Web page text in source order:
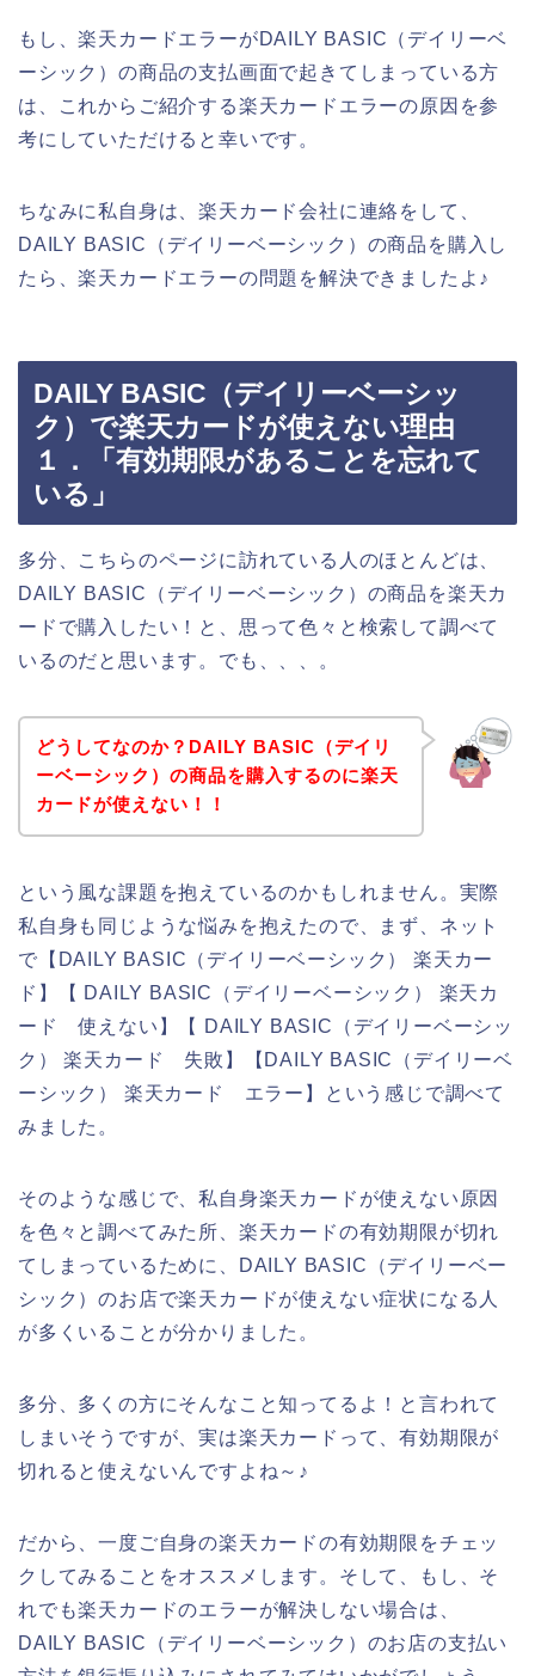
もし、楽天カードエラーがDAILY BASIC（デイリーベ
ーシック）の商品の支払画面で起きてしまっている方
は、これからご紹介する楽天カードエラーの原因を参
考にしていただけると幸いです。
ちなみに私自身は、楽天カード会社に連絡をして、
DAILY BASIC（デイリーベーシック）の商品を購入し
たら、楽天カードエラーの問題を解決できましたよ♪
DAILY BASIC（デイリーベーシッ
ク）で楽天カードが使えない理由
１．「有効期限があることを忘れて
いる」
多分、こちらのページに訪れている人のほとんどは、
DAILY BASIC（デイリーベーシック）の商品を楽天カ
ードで購入したい！と、思って色々と検索して調べて
いるのだと思います。でも、、、。
どうしてなのか？DAILY BASIC（デイリ
ーベーシック）の商品を購入するのに楽天
カードが使えない！！
という風な課題を抱えているのかもしれません。実際
私自身も同じような悩みを抱えたので、まず、ネット
で【DAILY BASIC（デイリーベーシック） 楽天カー
ド】【 DAILY BASIC（デイリーベーシック） 楽天カ
ード 使えない】【 DAILY BASIC（デイリーベーシッ
ク） 楽天カード 失敗】【DAILY BASIC（デイリーベ
ーシック） 楽天カード エラー】という感じで調べて
みました。
そのような感じで、私自身楽天カードが使えない原因
を色々と調べてみた所、楽天カードの有効期限が切れ
てしまっているために、DAILY BASIC（デイリーベー
シック）のお店で楽天カードが使えない症状になる人
が多くいることが分かりました。
多分、多くの方にそんなこと知ってるよ！と言われて
しまいそうですが、実は楽天カードって、有効期限が
切れると使えないんですよね～♪
だから、一度ご自身の楽天カードの有効期限をチェッ
クしてみることをオススメします。そして、もし、そ
れでも楽天カードのエラーが解決しない場合は、
DAILY BASIC（デイリーベーシック）のお店の支払い